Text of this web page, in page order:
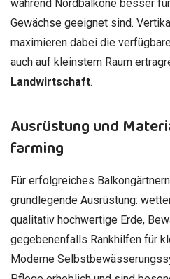
während Nordbalkone besser
Gewächse geeignet sind.
maximieren dabei die
auch auf kleinstem Raum
Landwirtschaft.
Ausrüstung und
farming
Für erfolgreiches
grundlegende Ausrüstung:
qualitativ hochwertige Erde,
gegebenenfalls Rankhilfen für
Moderne